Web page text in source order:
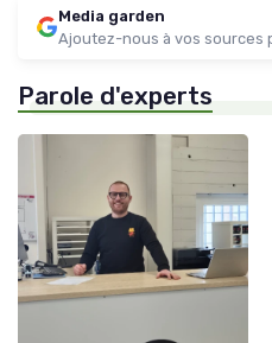
Media garden
Ajoutez-nous à vos sources
Parole d'experts